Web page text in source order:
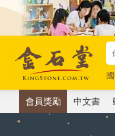
會員獎勵 中文書